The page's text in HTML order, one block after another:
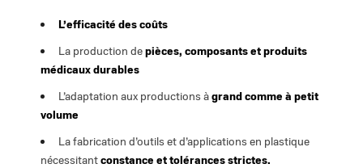
L’efficacité des coûts
La production depièces, composants et produits
médicaux durables
L’adaptation aux productions àgrand comme à petit
volume
La fabrication d’outils et d’applications en plastique
nécessitantconstance et tolérances strictes.